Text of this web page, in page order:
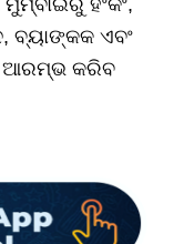
ହଂକଂ,
ବ୍ୟାଙ୍କକ ଏବଂ
ଆରମ୍ଭ କରିବ